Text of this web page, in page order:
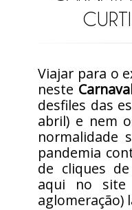
Viajar para o
neste
desfiles das
abril) e nem
normalidade
pandemia
de cliques
aqui no
aglomeração)